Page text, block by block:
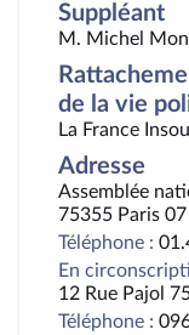
Suppléant
M. Michel
de la vie
La France
Adresse
Assemblée
75355 Paris 07
Téléphone :
En
12 Rue Pajol
Téléphone :